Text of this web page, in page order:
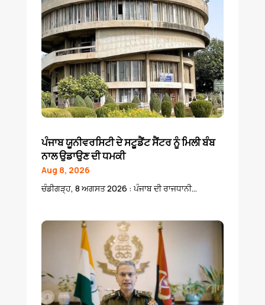
ਪੰਜਾਬ ਯੂਨੀਵਰਸਿਟੀ ਦੇ ਸਟੂਡੈਂਟ ਸੈਂਟਰ ਨੂੰ ਮਿਲੀ ਬੰਬ
ਨਾਲ ਉਡਾਉਣ ਦੀ ਧਮਕੀ
Aug 8, 2026
ਚੰਡੀਗੜ੍ਹ, 8 ਅਗਸਤ 2026 : ਪੰਜਾਬ ਦੀ ਰਾਜਧਾਨੀ...